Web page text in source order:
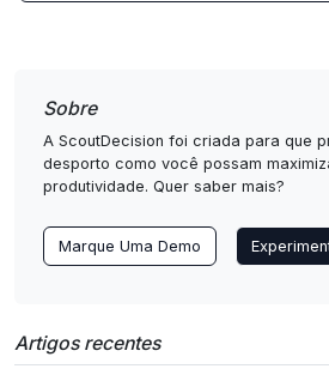
Sobre
A ScoutDecision foi criada para que
desporto como você possam
produtividade. Quer saber mais?
Marque Uma Demo
Artigos recentes